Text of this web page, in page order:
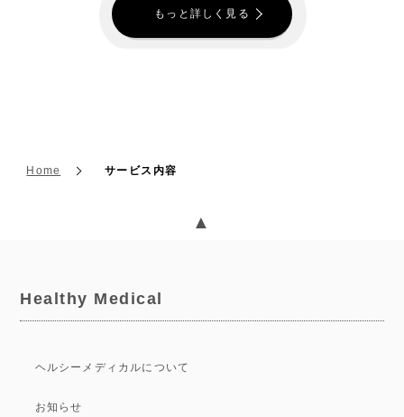
もっと詳しく見る
Home サービス内容
▲
Healthy Medical
ヘルシーメディカルについて
お知らせ